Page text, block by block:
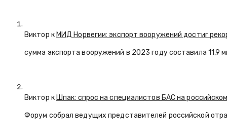
Виктор кМИД Норвегии: экспорт вооружений достиг
сумма экспорта вооружений в 2023 году составила 11,9
Виктор кШпак: спрос на специалистов БАС на
Форум собрал ведущих представителей российской